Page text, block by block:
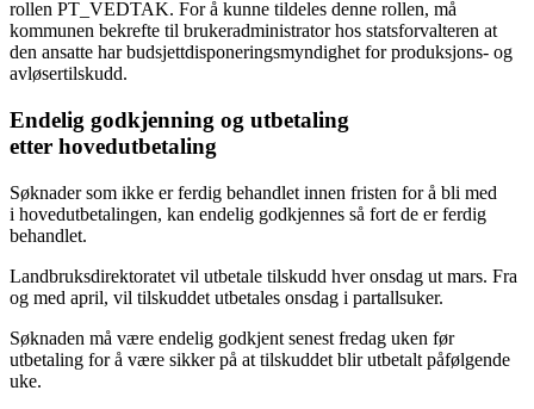
rollen PT_VEDTAK. For å kunne tildeles denne rollen, må
kommunen bekrefte til brukeradministrator hos statsforvalteren at
den ansatte har budsjettdisponeringsmyndighet for produksjons- og
avløsertilskudd.
Endelig godkjenning og utbetaling
etter hovedutbetaling
Søknader som ikke er ferdig behandlet innen fristen for å bli med
i hovedutbetalingen, kan endelig godkjennes så fort de er ferdig
behandlet.
Landbruksdirektoratet vil utbetale tilskudd hver onsdag ut mars. Fra
og med april, vil tilskuddet utbetales onsdag i partallsuker.
Søknaden må være endelig godkjent senest fredag uken før
utbetaling for å være sikker på at tilskuddet blir utbetalt påfølgende
uke.